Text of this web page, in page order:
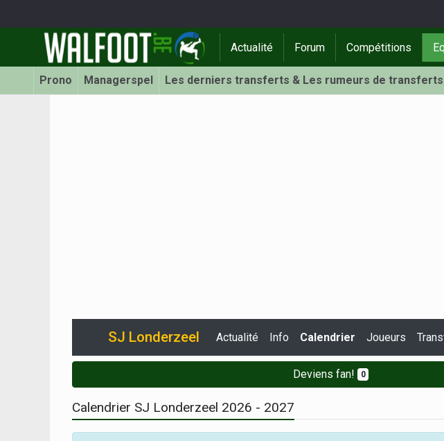
Actualité Forum Compétitions
Prono Managerspel Les derniers transferts & Les rumeurs de transferts
SJ Londerzeel Actualité Info Calendrier Joueurs
Deviens fan! 0
Calendrier SJ Londerzeel 2026 - 2027